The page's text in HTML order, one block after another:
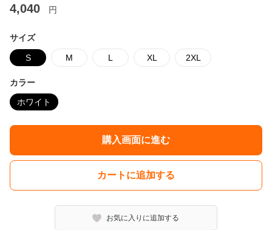
4,040 円
サイズ
S M L XL 2XL
カラー
ホワイト
購入画面に進む
カートに追加する
お気に入りに追加する